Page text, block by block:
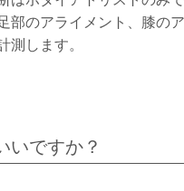
部のアライメント、膝の
測します。
いですか？